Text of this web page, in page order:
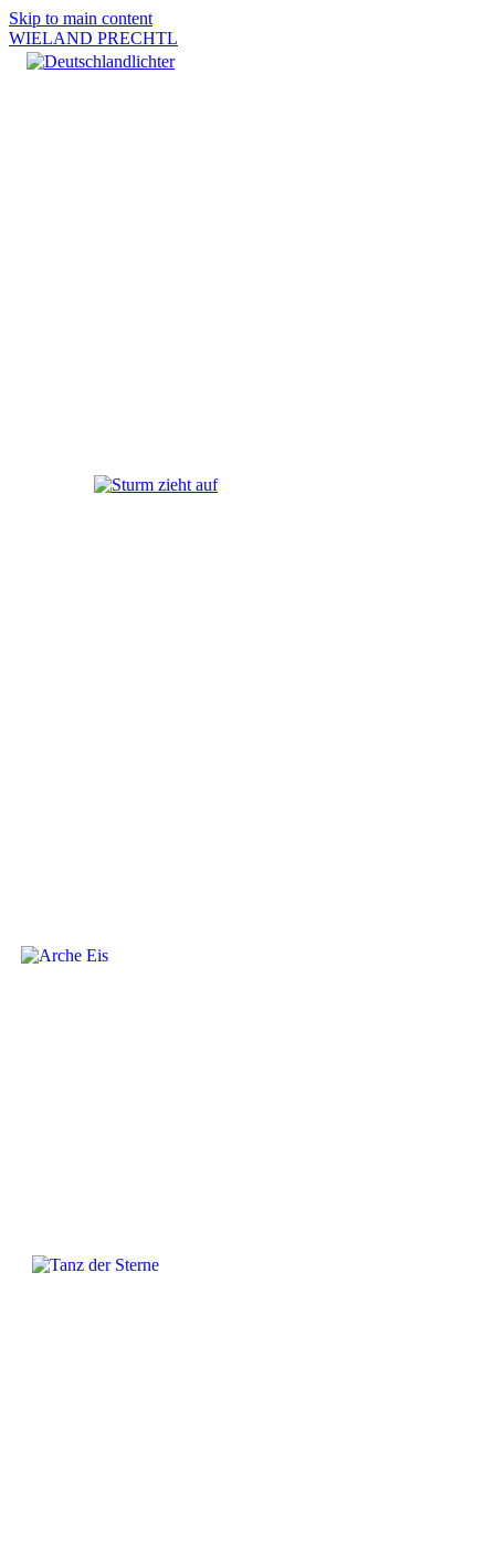
Skip to main content
WIELAND PRECHTL